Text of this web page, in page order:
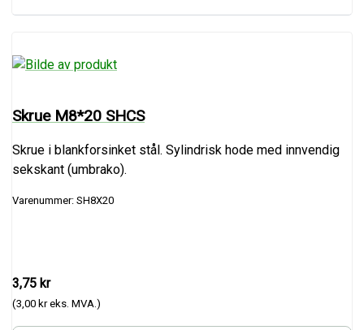
Skrue M8*20 SHCS
Skrue i blankforsinket stål. Sylindrisk hode med innvendig
sekskant (umbrako).
Varenummer: SH8X20
3,75 kr
(3,00 kr eks. MVA.)